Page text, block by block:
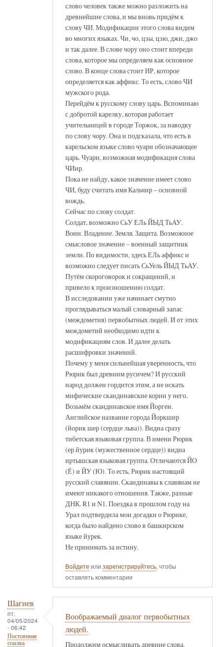
слово человек также можно разложить на
древнейшие слова, и мы вновь придём к
слову ЧИ. Модификации этого слова видим
во многих языках. Чи, чо, цзы, цзю, джи, джо
и так далее. В слове чору оно стоит впереди
слова, которое мы определяем как основное
слово. В конце слова стоит ИР, которое
определяется как аффикс. То есть, слово ЧИ
мужского рода.
Перейдём к русскому слову царь. Вспоминаю
с добротой карелку, которая работает
учительницей в городе Торжок, за наводку
по слову чору. Она и подсказала, что есть в
карельском языке слово чуари обозначающее
царь. Чуари, возможная модификация слова
ЧИир.
Пока не найду, какое значение имеет слово
ЧИ, буду считать имя Кальчир – основной
вождь.
Сейчас по слову солдат.
Солдат, возможно СьУ ЕЛь ЙЫД ТьАУ.
Воин. Владение. Земля. Защита. Возможное
смысловое значение – военный защитник
земли. По видимости, здесь ЕЛь аффикс и
возможно следует писать СьУель ЙЫД ТьАУ.
Путём скороговорок и сокращений, и
привело к произношению солдат.
В исследовании уже начинает смутно
проглядываться малый словарный запас
(междометия) первобытных людей. И от этих
междометий необходимо идти к
модификациям слов. И далее делать
расшифровки значений.
Почему у меня сильнейшая уверенность, что
Рюрик был древним русичем? И русский
народ должен гордится этим, а не искать
мифические скандинавские корни у него.
Возьмём скандинавское имя Йорген.
Английское название города Йоркшир
(йорик шер (сердце льва)). Видна сразу
тибетская языковая группа. В имени Рюрик
(ер йурик (мужественное сердце)) видна
иртышская языковая группа. Отличаются ЙО
(Ё) и ЙУ (Ю). То есть, Рюрик настоящий
русский славянин. Скандинавы к славянам не
имеют никакого отношения. Также, разные
ДНК. R1 и N1. Поездка в прошлом году на
Урал подтвердила мои догадки о Рюрике,
когда было найдено слово в башкирском
языке йурек.
Не принимать за истину.
Войдите или зарегистрируйтесь, чтобы
оставлять комментарии
Шагиев
пт,
04/05/2024
- 06:42
Постоянная
ссылка
Воображаемый диалог первобытных
людей.
Продолжим осмысливать древние слова.